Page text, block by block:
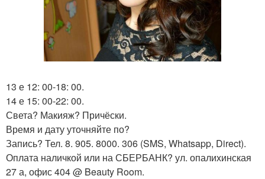
13 е 12: 00-18: 00.
14 е 15: 00-22: 00.
Света? Макияж? Причёски.
Время и дату уточняйте по?
Запись? Тел. 8. 905. 8000. 306 (SMS, Whatsapp, Direct).
Оплата наличкой или на СБЕРБАНК? ул. опалихинская
27 а, офис 404 @ Beauty Room.